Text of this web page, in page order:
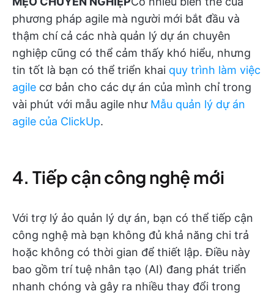
phương pháp agile mà người mới bắt đầu và
thậm chí cả các nhà quản lý dự án chuyên
nghiệp cũng có thể cảm thấy khó hiểu, nhưng
tin tốt là bạn có thể triển khai quy trình làm việc
agile cơ bản cho các dự án của mình chỉ trong
vài phút với mẫu agile như Mẫu quản lý dự án
agile của ClickUp.
4. Tiếp cận công nghệ mới
Với trợ lý ảo quản lý dự án, bạn có thể tiếp cận
công nghệ mà bạn không đủ khả năng chi trả
hoặc không có thời gian để thiết lập. Điều này
bao gồm trí tuệ nhân tạo (AI) đang phát triển
nhanh chóng và gây ra nhiều thay đổi trong